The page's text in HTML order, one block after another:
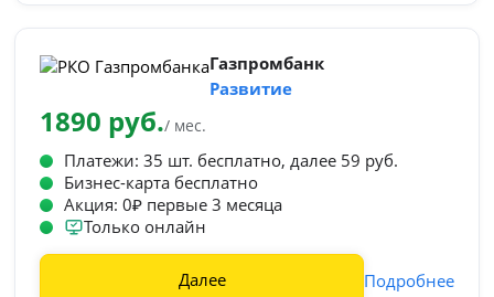
Газпромбанк
Развитие
1890 руб./ мес.
Платежи: 35 шт. бесплатно, далее 59 руб.
Бизнес-карта бесплатно
Акция: 0₽ первые 3 месяца
Только онлайн
Далее Подробнее